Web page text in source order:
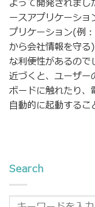
よって開発されま
ースアプリケーシ
プリケーション(例
から会社情報を守
な利便性があるの
近づくと、ユーザー
ボードに触れたり、
自動的に起動する
Search